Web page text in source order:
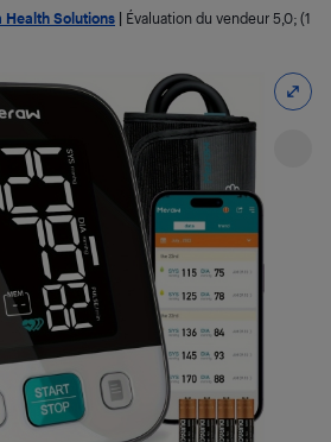
Health Solutions Évaluation du vendeur 5,0; (1